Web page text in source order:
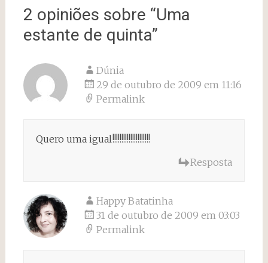
2 opiniões sobre “Uma
estante de quinta”
Dúnia
29 de outubro de 2009 em 11:16
Permalink
Quero uma igual!!!!!!!!!!!!!!!!!!!!!
Resposta
Happy Batatinha
31 de outubro de 2009 em 03:03
Permalink